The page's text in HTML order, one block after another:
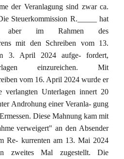
der Veranlagung sind zwar ca.
Steuerkommission R._____ hat
aber im Rahmen des
mit den Schreiben vom 13.
3. April 2024 aufge- fordert,
einzureichen. Mit
vom 16. April 2024 wurde er
verlangten Unterlagen innert 20
Androhung einer Veranla- gung
Diese Mahnung kam mit
verweigert" an den Absender
Re- kurrenten am 13. Mai 2024
zweites Mal zugestellt. Die